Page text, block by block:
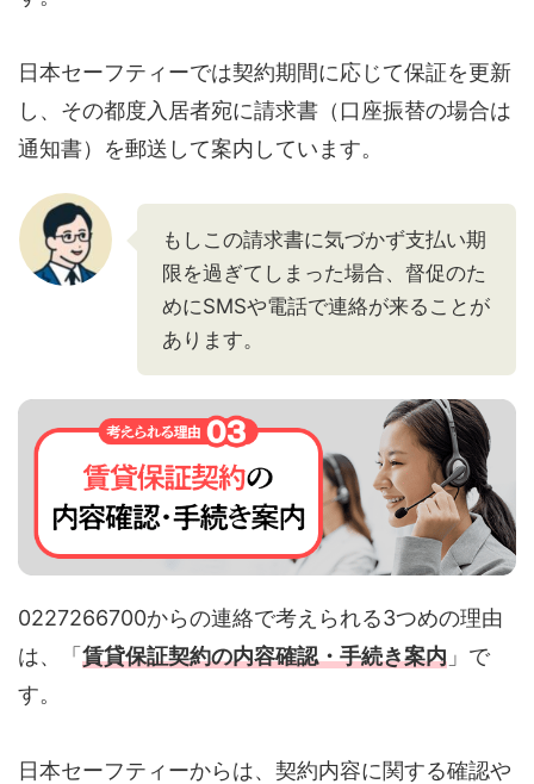
日本セーフティーでは契約期間に応じて保証を更新
し、その都度入居者宛に請求書（口座振替の場合は
通知書）を郵送して案内しています。
もしこの請求書に気づかず支払い期
限を過ぎてしまった場合、督促のた
めにSMSや電話で連絡が来ることが
あります。
0227266700からの連絡で考えられる3つめの理由
は、「 賃貸保証契約の内容確認・手続き案内 」で
す。
日本セーフティーからは、契約内容に関する確認や